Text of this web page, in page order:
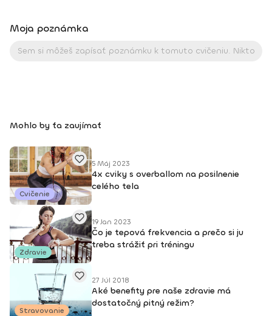
Moja poznámka
Mohlo by ťa zaujímať
Cvičenie
5 Máj 2023
4x cviky s overballom na posilnenie
celého tela
Zdravie
19 Jan 2023
Čo je tepová frekvencia a prečo si ju
treba strážiť pri tréningu
Stravovanie
27 Júl 2018
Aké benefity pre naše zdravie má
dostatočný pitný režim?